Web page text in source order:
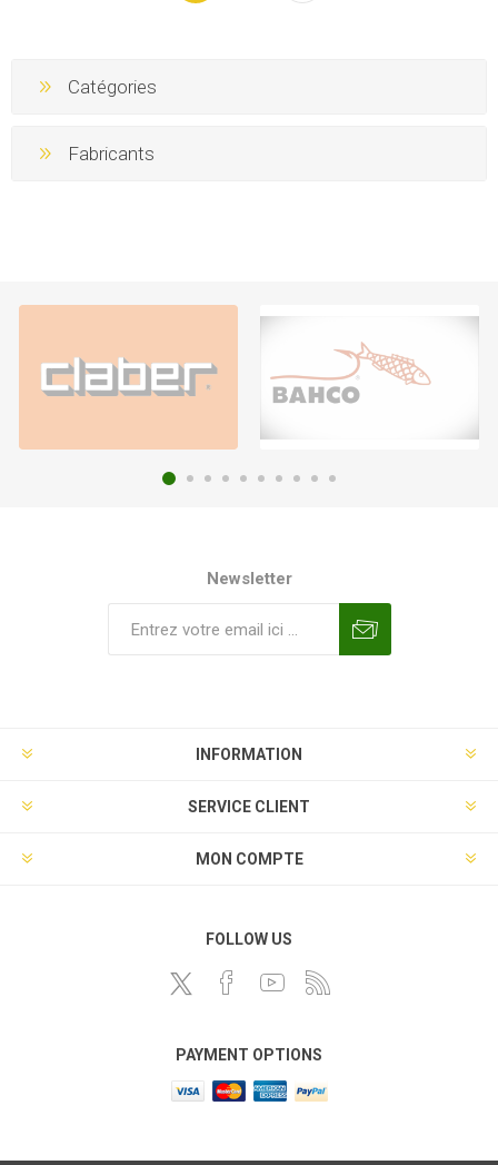
Catégories
Fabricants
Newsletter
INFORMATION
SERVICE CLIENT
MON COMPTE
FOLLOW US
PAYMENT OPTIONS